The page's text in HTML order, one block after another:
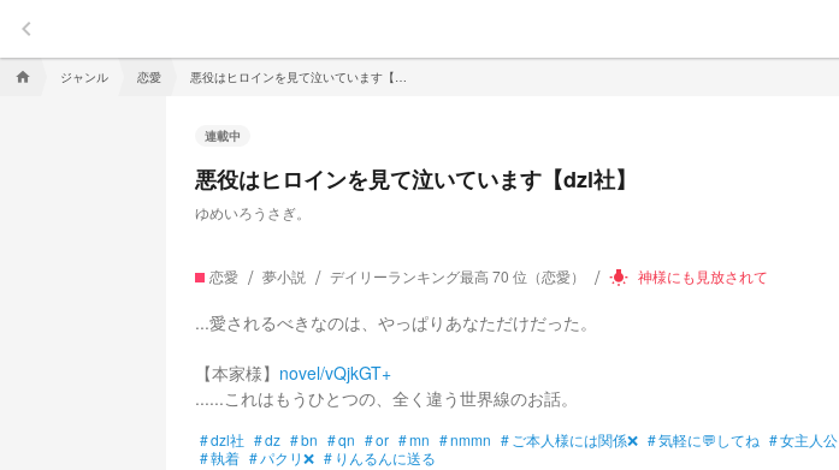
keyboard_arrow_left
home ジャンル 恋愛
連載中
悪役はヒロインを見て泣いています【dzl社】
ゆめいろうさぎ。
恋愛 夢小説 デイリーランキング最高 70 位（恋愛） wb_incandescent 神様にも見放されて
...愛されるべきなのは、やっぱりあなただけだった。
【本家様】 novel/vQjkGT+
......これはもうひとつの、全く違う世界線のお話。
#dzl社 #dz #bn #qn #or #mn #nmmn # ご本人様には関係❌ #気軽に💬してね #女主人公
#執着 #パクリ❌ # りんるんに送る